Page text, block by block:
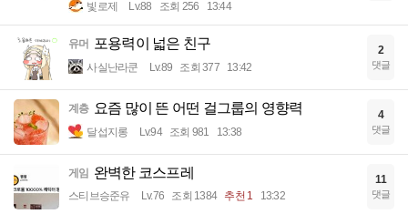
빛로제 Lv.88 조회 256 13:44
유머 포용력이 넓은 친구
사실난라쿤 Lv.89 조회 377 13:42
2
댓글
계층 요즘 많이 뜬 어떤 걸그룹의 영향력
달섭지롱 Lv.94 조회 981 13:38
4
댓글
게임 완벽한 코스프레
스티브승준유 Lv.76 조회 1384 추천 1 13:32
11
댓글